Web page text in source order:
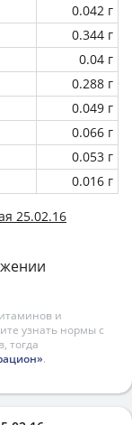
0.042 г
0.344 г
0.04 г
0.288 г
0.049 г
0.066 г
0.053 г
0.016 г
25.02.16
и
узнать нормы с
тогда
.